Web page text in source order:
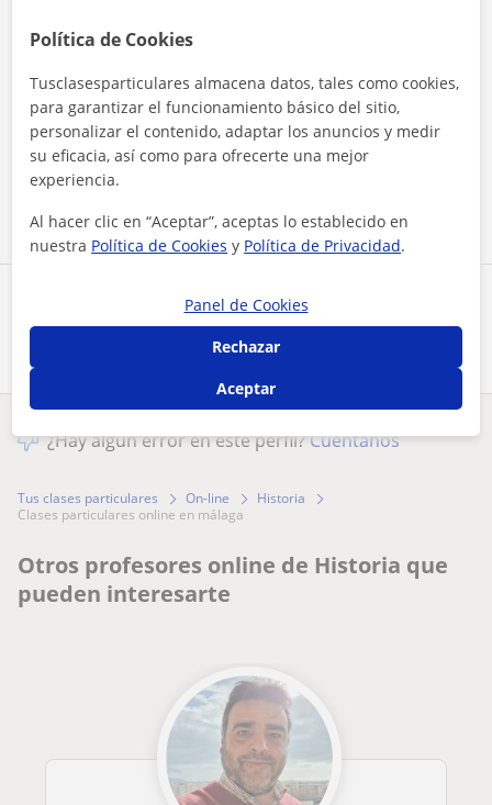
Comparte a este profesor
Al hacer clic, aceptas nuestro aviso legaly deprivacidad
¿Hay algún error en este perfil?Cuéntanos
Tus clases particulares On-line
Historia
clases particulares online en málaga
Otros profesores online de Historia que
pueden interesarte
Política de Cookies
Tusclasesparticulares almacena datos, tales como cookies,
para garantizar el funcionamiento básico del sitio,
personalizar el contenido, adaptar los anuncios y medir
su eficacia, así como para ofrecerte una mejor
experiencia.
Al hacer clic en “Aceptar”, aceptas lo establecido en
nuestra Política de Cookies y Política de Privacidad.
Panel de Cookies
Rechazar
Aceptar